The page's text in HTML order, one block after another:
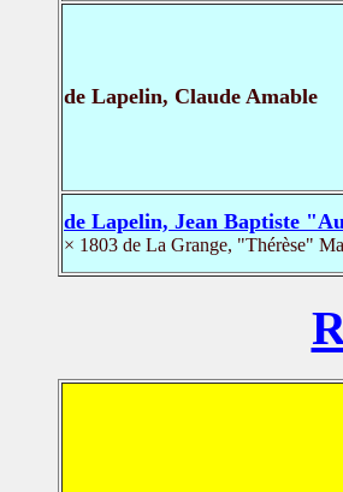
de Lapelin, Claude Amable
de Lapelin, Jean Baptiste
× 1803 de La Grange, "Thérèse"